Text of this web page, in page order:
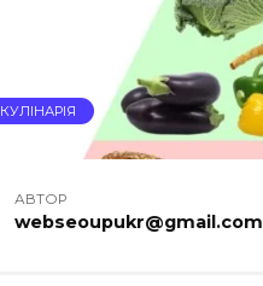
КУЛІНАРІЯ
АВТОР
webseoupukr@gmail.com